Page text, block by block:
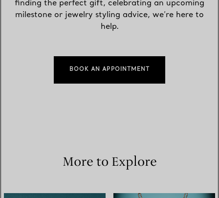
finding the perfect gift, celebrating an upcoming
milestone or jewelry styling advice, we’re here to
help.
BOOK AN APPOINTMENT
More to Explore